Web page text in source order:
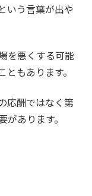
いう言葉が出や
を悪くする可能
もあります。
応酬ではなく第
あります。